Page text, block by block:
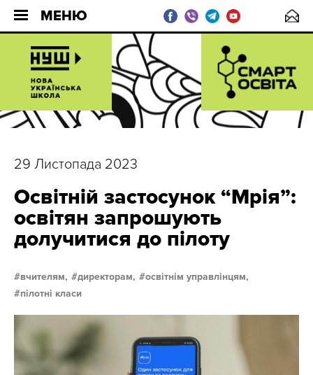
МЕНЮ
29 Листопада 2023
Освітній застосунок “Мрія”:
освітян запрошують
долучитися до пілоту
вчителям, директорам,
освітнім управлінцям,
пілотні класи